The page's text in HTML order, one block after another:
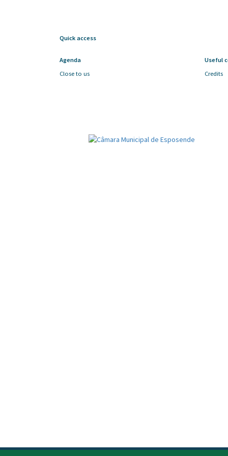
Quick access
Agenda
Close to us
Useful
Credits